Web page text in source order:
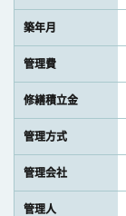
築年月
管理費
修繕積立金
管理方式
管理会社
管理人